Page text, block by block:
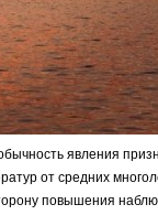
явления
от средних
повышения